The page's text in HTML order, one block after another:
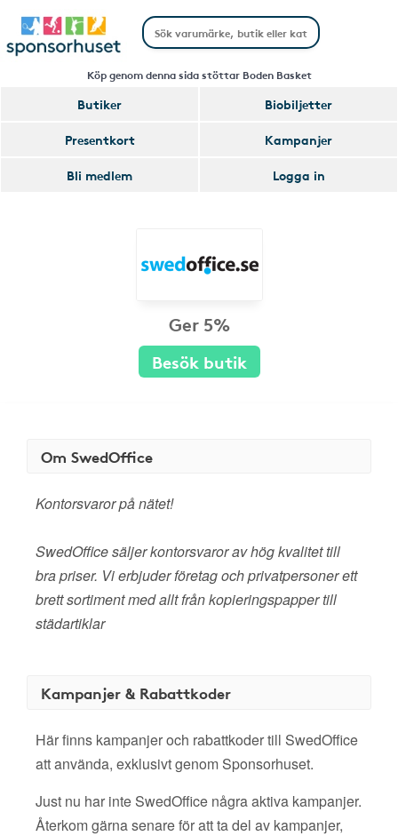
Köp genom denna sida stöttar Boden Basket
Butiker
Biobiljetter
Presentkort
Kampanjer
Bli medlem
Logga in
Ger 5%
Besök butik
Om SwedOffice
Kontorsvaror på nätet!
SwedOffice säljer kontorsvaror av hög kvalitet till
bra priser. Vi erbjuder företag och privatpersoner ett
brett sortiment med allt från kopieringspapper till
städartiklar
Kampanjer & Rabattkoder
Här finns kampanjer och rabattkoder till SwedOffice
att använda, exklusivt genom Sponsorhuset.
Just nu har inte SwedOffice några aktiva kampanjer.
Återkom gärna senare för att ta del av kampanjer,